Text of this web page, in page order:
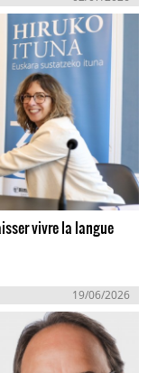
vivre la langue
19/06/2026